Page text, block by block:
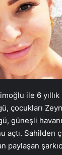
ile 6 yıllık
çocukları
güneşli
açtı. Sahilden
paylaşan